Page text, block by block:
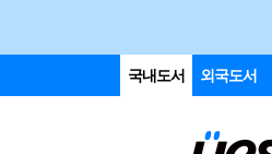
국내도서 외국도서